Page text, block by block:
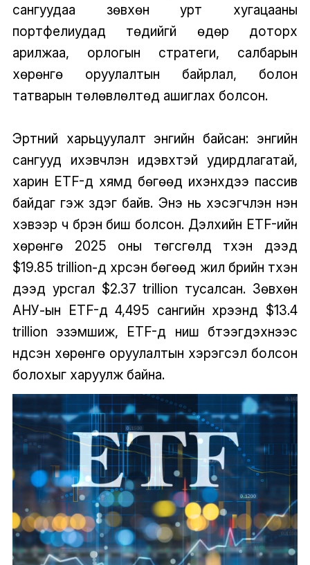
сангуудаа зөвхөн урт хугацааны
портфелиудад төдийгүй өдөр доторх
арилжаа, орлогын стратеги, салбарын
хөрөнгө оруулалтын байрлал, болон
татварын төлөвлөлтөд ашиглах болсон.
Эртний харьцуулалт энгийн байсан: энгийн
сангууд ихэвчлэн идэвхтэй удирдлагатай,
харин ETF-үүд хямд бөгөөд ихэнхдээ пассив
байдаг гэж үздэг байв. Энэ нь хэсэгчлэн үнэн
хэвээр ч бүрэн биш болсон. Дэлхийн ETF-ийн
хөрөнгө 2025 оны төгсгөлд түүхэн дээд
$19.85 trillion-д хүрсэн бөгөөд жил бүрийн түүхэн
дээд урсгал $2.37 trillion тусалсан. Зөвхөн
АНУ-ын ETF-үүд 4,495 сангийн хүрээнд $13.4
trillion эзэмшиж, ETF-үүд ниш бүтээгдэхүүнээс
үндсэн хөрөнгө оруулалтын хэрэгсэл болсон
болохыг харуулж байна.